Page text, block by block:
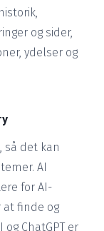
og sider,
ydelser og
så det kan
AI
for AI-
at finde og
ChatGPT er